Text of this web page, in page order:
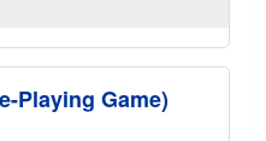
Playing Game)